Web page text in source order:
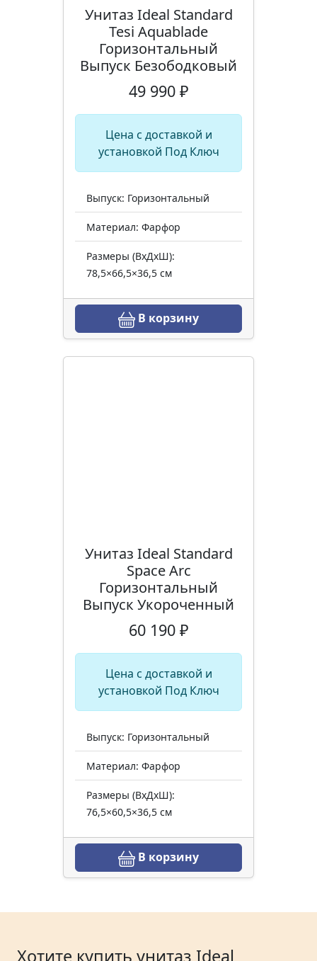
Унитаз Ideal Standard
Tesi Aquablade
Горизонтальный
Выпуск Безободковый
49 990 ₽
Цена с доставкой и
установкой Под Ключ
Выпуск: Горизонтальный
Материал: Фарфор
Размеры (ВхДхШ):
78,5×66,5×36,5 см
В корзину
Унитаз Ideal Standard
Space Arc
Горизонтальный
Выпуск Укороченный
60 190 ₽
Цена с доставкой и
установкой Под Ключ
Выпуск: Горизонтальный
Материал: Фарфор
Размеры (ВхДхШ):
76,5×60,5×36,5 см
В корзину
Хотите купить унитаз Ideal